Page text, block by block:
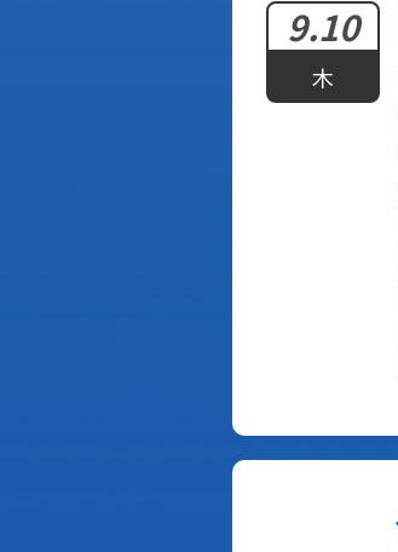
9.10
木